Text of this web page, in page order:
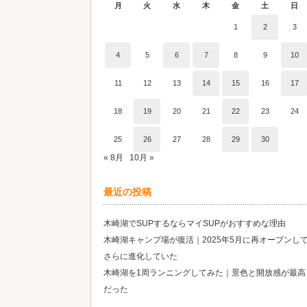
月 火 水 木 金 土 日
1 2 3
4 5 6 7 8 9 10
11 12 13 14 15 16 17
18 19 20 21 22 23 24
25 26 27 28 29 30
« 8月 10月 »
最近の投稿
木崎湖でSUPするならマイSUPがおすすめな理由
木崎湖キャンプ場が復活｜2025年5月に再オープンし
さらに進化していた
木崎湖を1周ランニングしてみた｜景色と開放感が最高
だった